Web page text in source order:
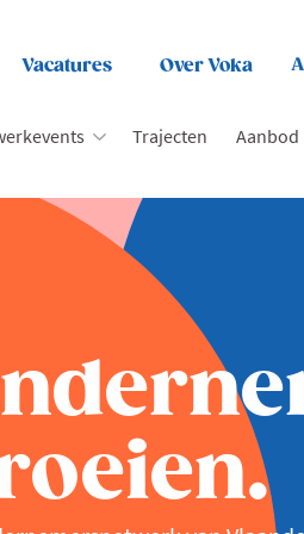
Vacatures Over Voka
Trajecten Aanbod